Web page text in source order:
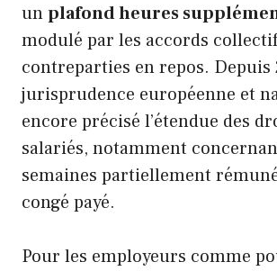
unplafond heures
modulé par les accords
contreparties en repos. Depuis
jurisprudence européenne et
encore précisé l’étendue des
salariés, notamment
semaines partiellement
congé payé.
Pour les employeurs comme